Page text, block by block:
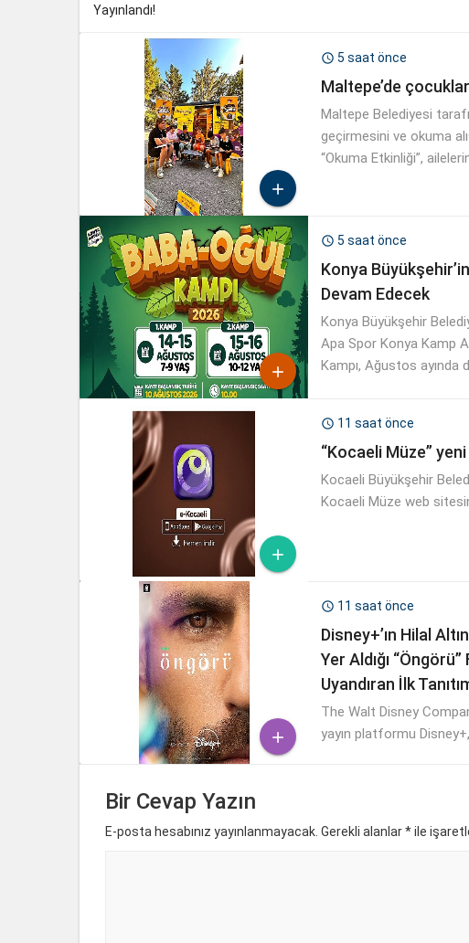
Yayınlandı!

 5 saat önce
Maltepe’de
Maltepe Belediyesi
geçirmesini ve okuma
“Okuma Etkinliği”,

 5 saat önce
Konya
Devam Edecek
Konya Büyükşehir
Apa Spor Konya Kamp
Kampı, Ağustos ayında

 11 saat önce
“Kocaeli Müze”
Kocaeli Büyükşehir
Kocaeli Müze web

 11 saat önce
Disney+’ın Hilal
Yer Aldığı
Uyandıran İlk
The Walt Disney
yayın platformu
Bir Cevap Yazın
E-posta hesabınız yayınlanmayacak. Gerekli alanlar*ile